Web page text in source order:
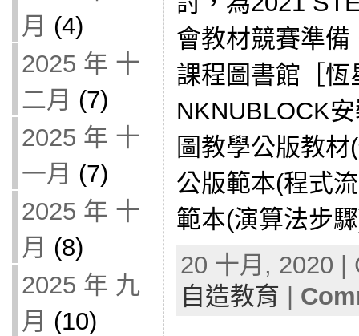
月 (4)
2025 年 十
二月 (7)
2025 年 十
一月 (7)
2025 年 十
月 (8)
2025 年 九
月 (10)
會教材競賽準
課程圖書館［恆
NKNUBLOCK
圖教學公版教
公版範本(程式
範本(演算法步
20 十月, 2020
自造教育 |